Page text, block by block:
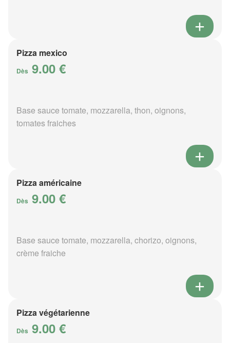
Pizza mexico
Dès 9.00 €
Base sauce tomate, mozzarella, thon, oignons,
tomates fraiches
Pizza américaine
Dès 9.00 €
Base sauce tomate, mozzarella, chorizo, oignons,
crème fraiche
Pizza végétarienne
Dès 9.00 €